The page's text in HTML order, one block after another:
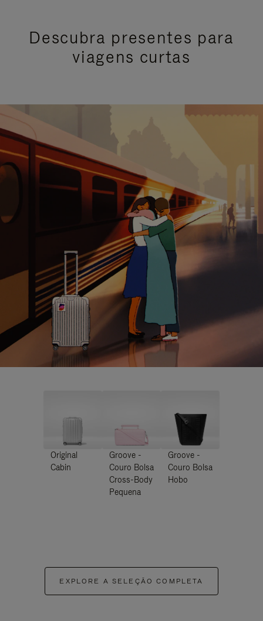
Descubra presentes para
viagens curtas
Original
Cabin
Groove -
Couro Bolsa
Cross-Body
Pequena
Groove -
Couro Bolsa
Hobo
EXPLORE A SELEÇÃO COMPLETA